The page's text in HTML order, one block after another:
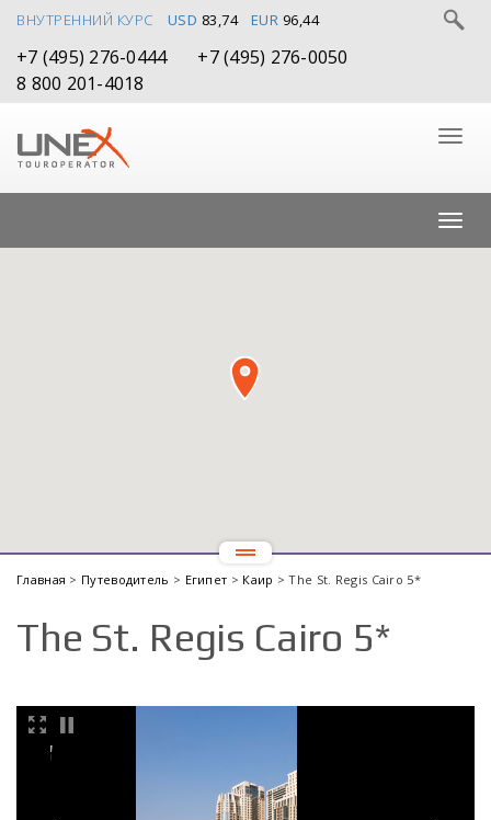
ВНУТРЕННИЙ КУРС USD 83,74 EUR 96,44
+7 (495) 276-0444
+7 (495) 276-0050
8 800 201-4018
Главная > Путеводитель > Египет > Каир > The St. Regis Cairo 5*
The St. Regis Cairo 5*